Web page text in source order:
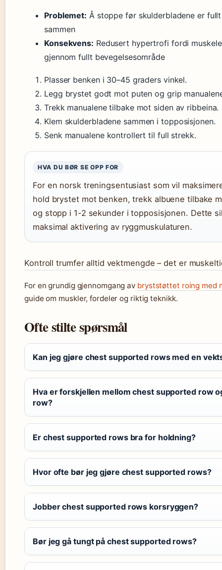
Problemet: Å stoppe før skulderbladene er
sammen
Konsekvens: Redusert hypertrofi fordi
gjennom fullt bevegelsesområde
Plasser benken i 30–45 graders vinkel.
Legg brystet godt mot puten og grip
Trekk manualene tilbake mot siden av ribbeina.
Klem skulderbladene sammen i topposisjonen.
Senk manualene kontrollert til full strekk.
HVA DU BØR SE OPP FOR
For en norsk treningsentusiast som vil
hold brystet mot benken, trekk albuene tilbake
og stopp i 1-2 sekunder i topposisjonen. Dette
maksimal aktivering av ryggmuskulaturen.
Kontroll trumfer alltid vektmengde – det er
For en grundig gjennomgang av bryststøttet roing med
guide om muskler, fordeler og riktig teknikk.
Ofte stilte spørsmål
Kan jeg gjøre chest supported rows med en
Hva er forskjellen mellom chest supported row
row?
Er chest supported rows bra for holdning?
Hvor ofte bør jeg gjøre chest supported rows?
Jobber chest supported rows korsryggen?
Bør jeg gå tungt på chest supported rows?